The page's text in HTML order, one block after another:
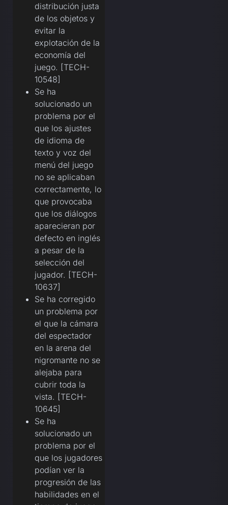
distribución justa
de los objetos y
evitar la
explotación de la
economía del
juego. [TECH-
10548]
Se ha
solucionado un
problema por el
que los ajustes
de idioma de
texto y voz del
menú del juego
no se aplicaban
correctamente, lo
que provocaba
que los diálogos
aparecieran por
defecto en inglés
a pesar de la
selección del
jugador. [TECH-
10637]
Se ha corregido
un problema por
el que la cámara
del espectador
en la arena del
nigromante no se
alejaba para
cubrir toda la
vista. [TECH-
10645]
Se ha
solucionado un
problema por el
que los jugadores
podían ver la
progresión de las
habilidades en el